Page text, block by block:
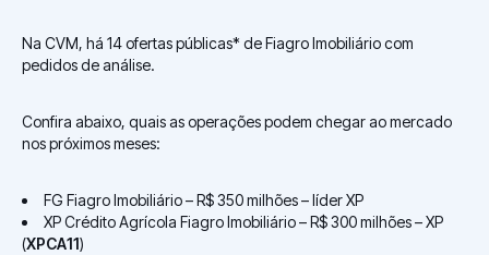
Na CVM, há 14 ofertas públicas* de Fiagro Imobiliário com
pedidos de análise.
Confira abaixo, quais as operações podem chegar ao mercado
nos próximos meses:
FG Fiagro Imobiliário – R$ 350 milhões – líder XP
XP Crédito Agrícola Fiagro Imobiliário – R$ 300 milhões – XP
(XPCA11)